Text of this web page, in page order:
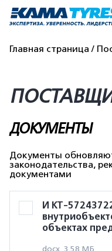
Главная страница
ДОКУМЕНТЫ
Документы
законодательства,
документами
И КТ-
объектах
docx, 3.58 МБ